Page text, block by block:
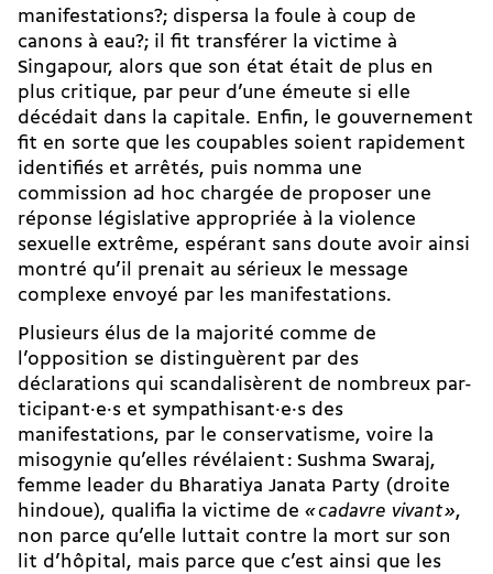
manifestations?; dispersa la foule à coup de
canons à eau?; il fit transférer la victime à
Singapour, alors que son état était de plus en
plus critique, par peur d’une émeute si elle
décédait dans la capitale. Enfin, le gouvernement
fit en sorte que les coupables soient rapidement
identifiés et arrêtés, puis nomma une
commission ad hoc chargée de proposer une
réponse législative appropriée à la violence
sexuelle extrême, espérant sans doute avoir ainsi
montré qu’il prenait au sérieux le message
complexe envoyé par les manifestations.
Plusieurs élus de la majorité comme de
l’opposition se distinguèrent par des
déclarations qui scandalisèrent de nombreux par­
ti­ci­pant·e·s et sym­pa­thi­sant·e·s des
manifestations, par le conservatisme, voire la
misogynie qu’elles révélaient : Sushma Swaraj,
femme leader du Bharatiya Janata Party (droite
hindoue), qualifia la victime de «cadavre vivant»,
non parce qu’elle luttait contre la mort sur son
lit d’hôpital, mais parce que c’est ainsi que les